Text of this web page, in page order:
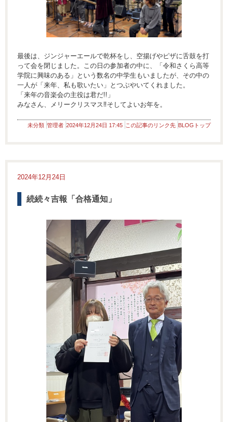
最後は、ジンジャーエールで乾杯をし、空揚げやピザに舌鼓を打
って会を閉じました。この日の参加者の中に、「令和さくら高等
学院に興味のある」という数名の中学生もいましたが、その中の
一人が「来年、私も歌いたい」とつぶやいてくれました。
「来年の音楽会の主役は君だ!!」
みなさん、メリークリスマス‼そしてよいお年を。
未分類 管理者 2024年12月24日 17:45 この記事のリンク先 BLOGトップ
2024年12月24日
続続々吉報「合格通知」